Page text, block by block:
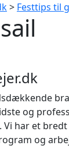
> Festtips til
og
Vi har et
og